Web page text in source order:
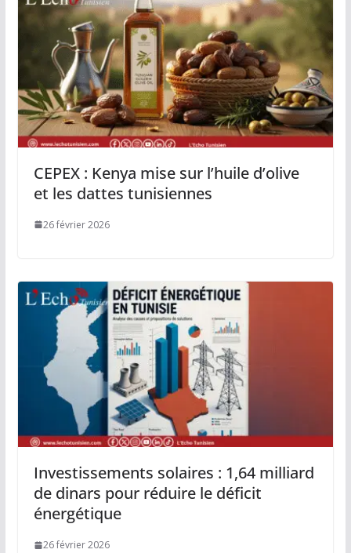
CEPEX : Kenya mise sur l’huile d’olive
et les dattes tunisiennes
26 février 2026
Investissements solaires : 1,64 milliard
de dinars pour réduire le déficit
énergétique
26 février 2026